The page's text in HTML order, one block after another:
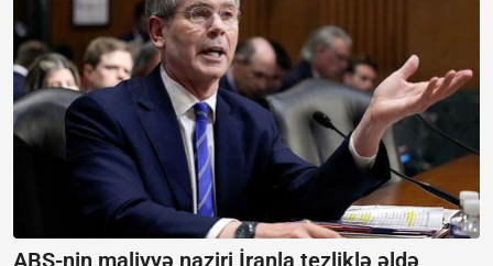
ABŞ-nin maliyyə naziri İranla tezliklə əldə